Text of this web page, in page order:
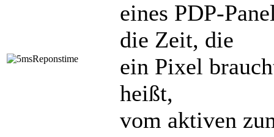
eines PDP-
die Zeit, die
ein Pixel
heißt,
vom aktiven